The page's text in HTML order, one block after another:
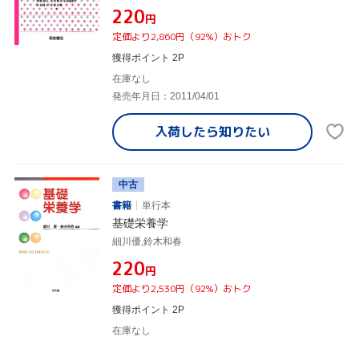
¥220円
定価より2,860円（92%）おトク
獲得ポイント 2P
在庫なし
発売年月日：2011/04/01
入荷したら知りたい
中古
書籍
単行本
基礎栄養学
細川優,鈴木和春
¥220円
定価より2,530円（92%）おトク
獲得ポイント 2P
在庫なし